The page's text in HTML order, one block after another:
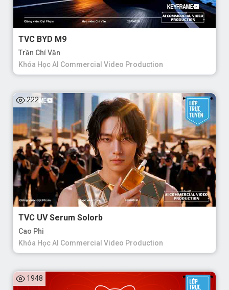
TVC BYD M9
Trần Chí Văn
Khóa Học AI Commercial Video Production
222
TVC UV Serum Solorb
Cao Phi
Khóa Học AI Commercial Video Production
1948